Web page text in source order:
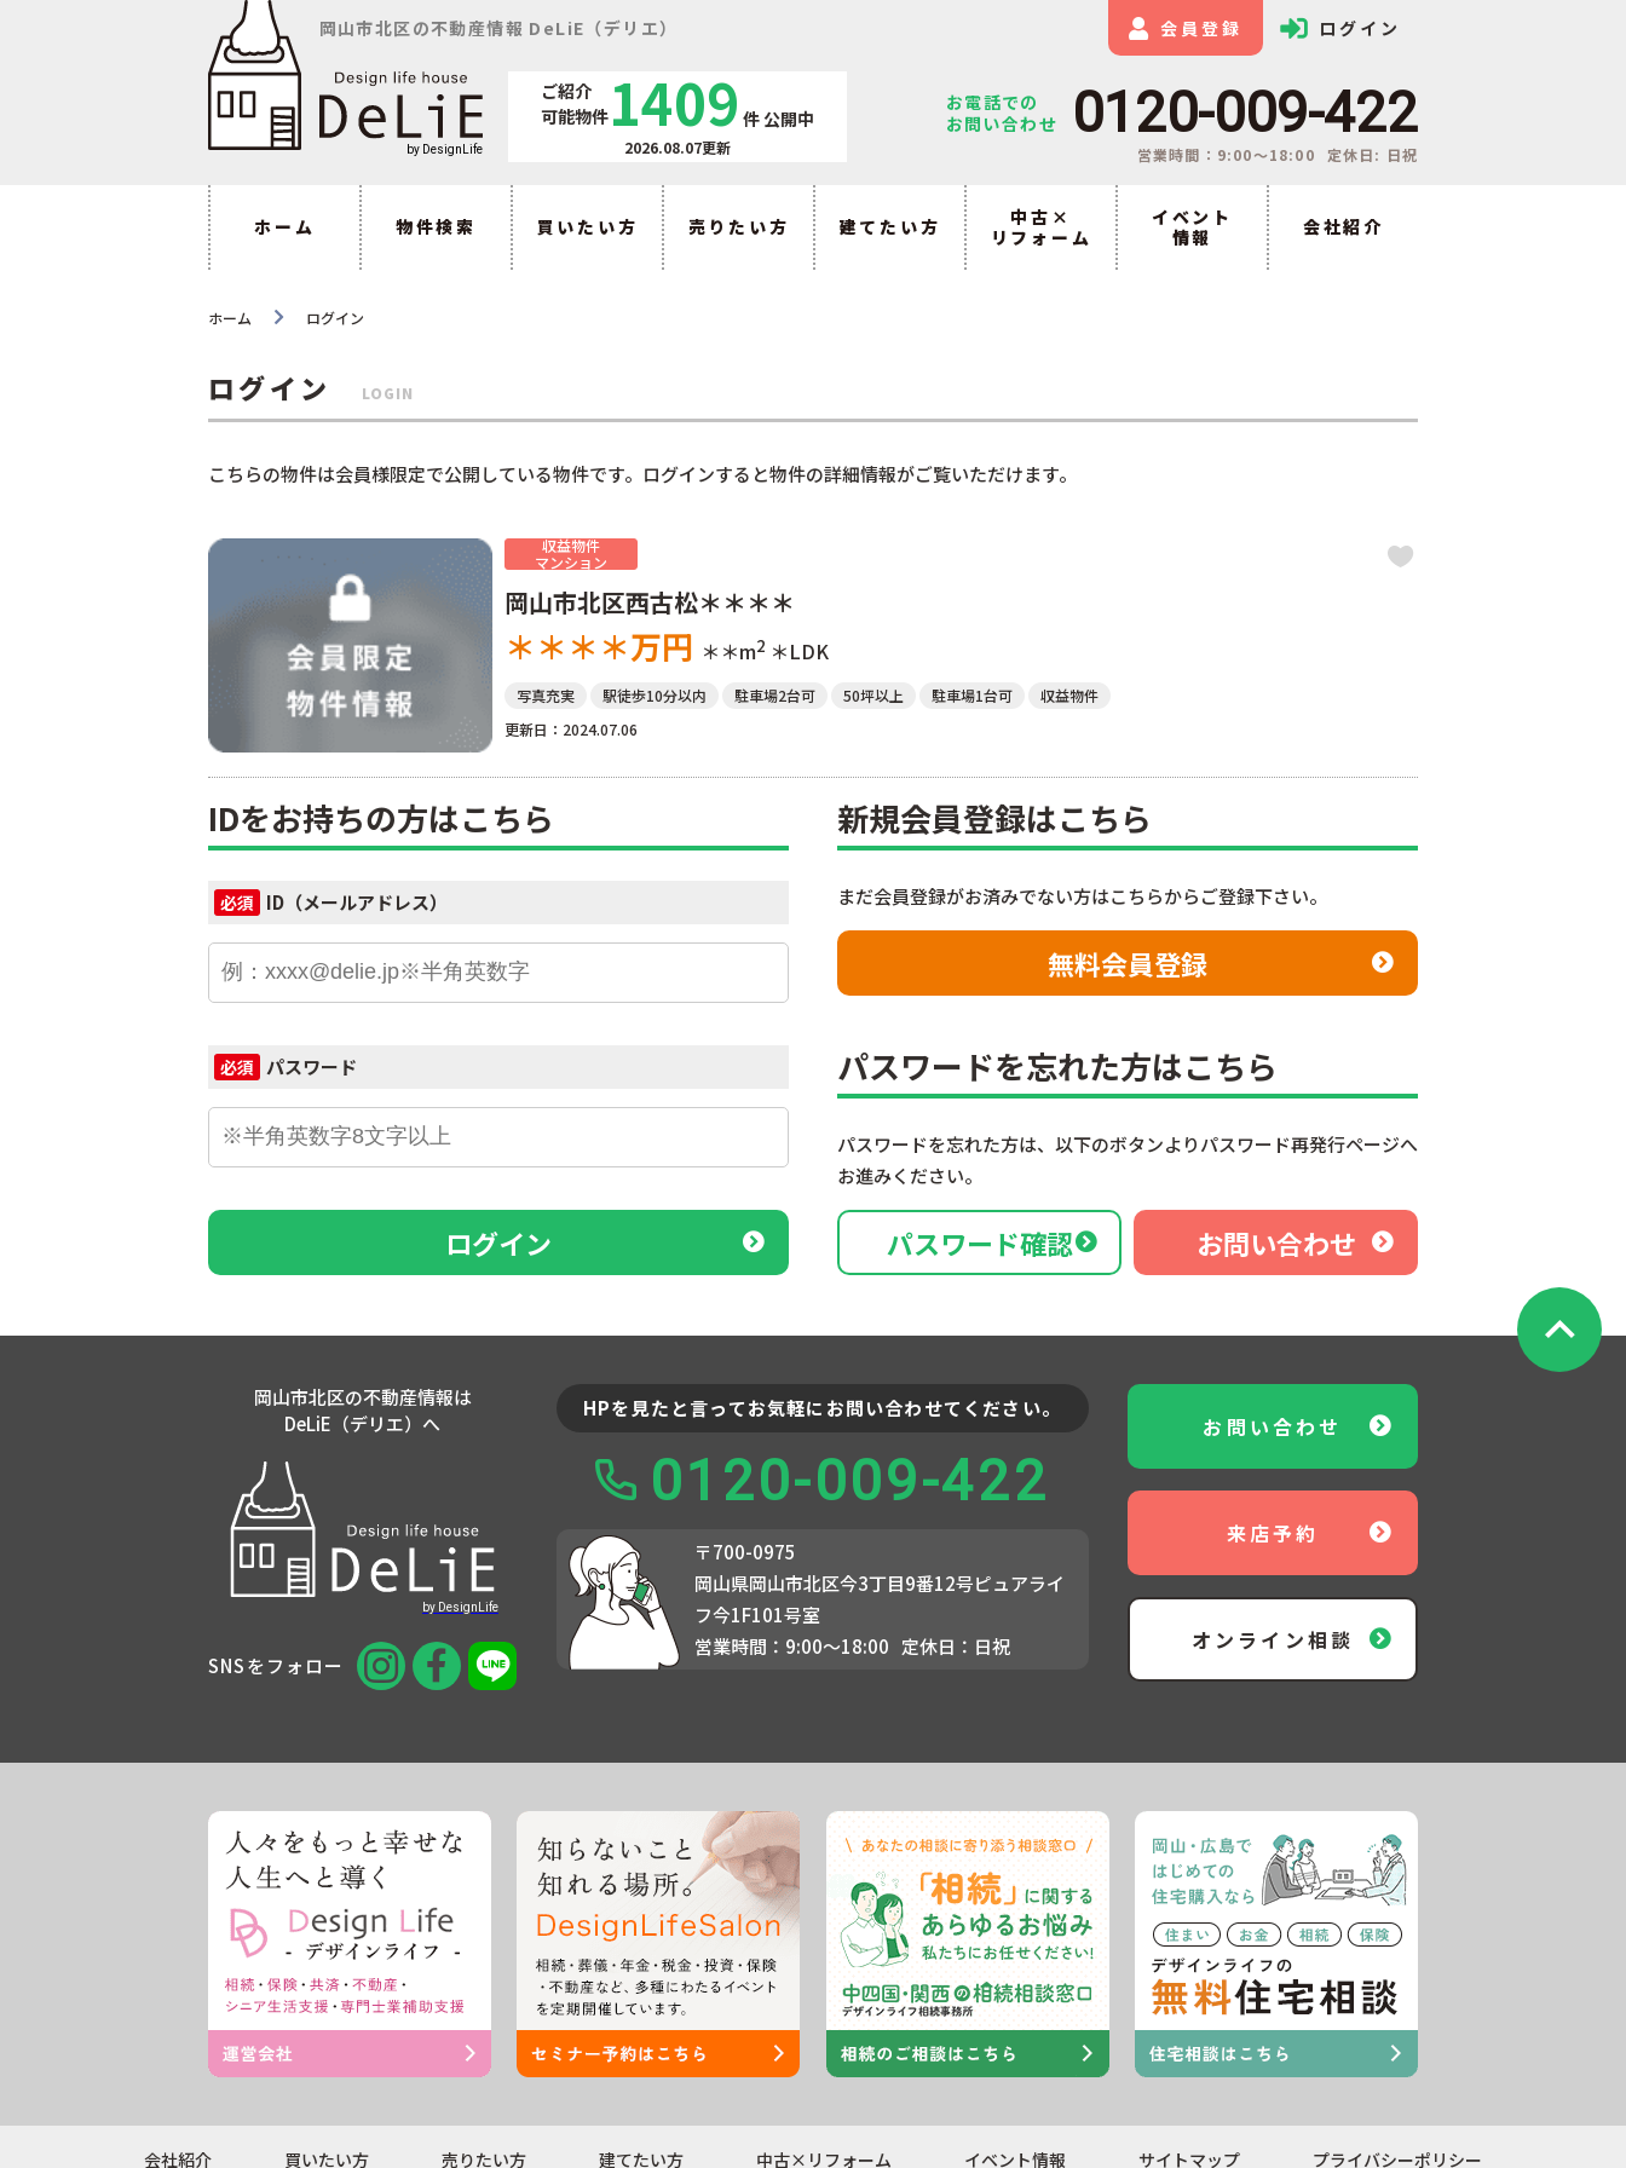
岡山市北区の不動産情報 DeLiE（デリエ） 会員登録 ログイン
ご紹介
可能物件1409 件公開中
2026.08.07更新
お電話での
お問い合わせ
0120-009-422
営業時間：9:00〜18:00 定休日: 日祝
ホーム 物件検索 買いたい方 売りたい方 建てたい方
中古×
リフォーム
イベント
情報
会社紹介
ホーム ログイン
ログイン LOGIN
こちらの物件は会員様限定で公開している物件です。ログインすると物件の詳細情報がご覧いただけます。
収益物件
マンション
岡山市北区西古松＊＊＊＊
＊＊＊＊万円 ＊＊m2 ＊LDK
写真充実 駅徒歩10分以内 駐車場2台可 50坪以上 駐車場1台可
収益物件
更新日：2024.07.06
IDをお持ちの方はこちら
必須 ID（メールアドレス）
必須 パスワード
ログイン
新規会員登録はこちら
まだ会員登録がお済みでない方はこちらからご登録下さい。
無料会員登録
パスワードを忘れた方はこちら
パスワードを忘れた方は、以下のボタンよりパスワード再発行ページへ
お進みください。
パスワード確認 お問い合わせ
岡山市北区の不動産情報は
DeLiE（デリエ）へ
SNSをフォロー
HPを見たと言ってお気軽にお問い合わせてください。
0120-009-422
〒700-0975
岡山県岡山市北区今3丁目9番12号ピュアライ
フ今1F101号室
営業時間：9:00〜18:00 定休日：日祝
お問い合わせ
来店予約
オンライン相談
会社紹介 買いたい方 売りたい方 建てたい方 中古×リフォーム イベント情報 サイトマップ プライバシーポリシー